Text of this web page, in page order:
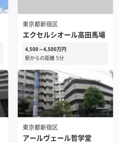
東京都新宿区
エクセルシオール高田馬場
4,500～4,500万円
駅からの距離 5分
東京都新宿区
アールヴェール哲学堂